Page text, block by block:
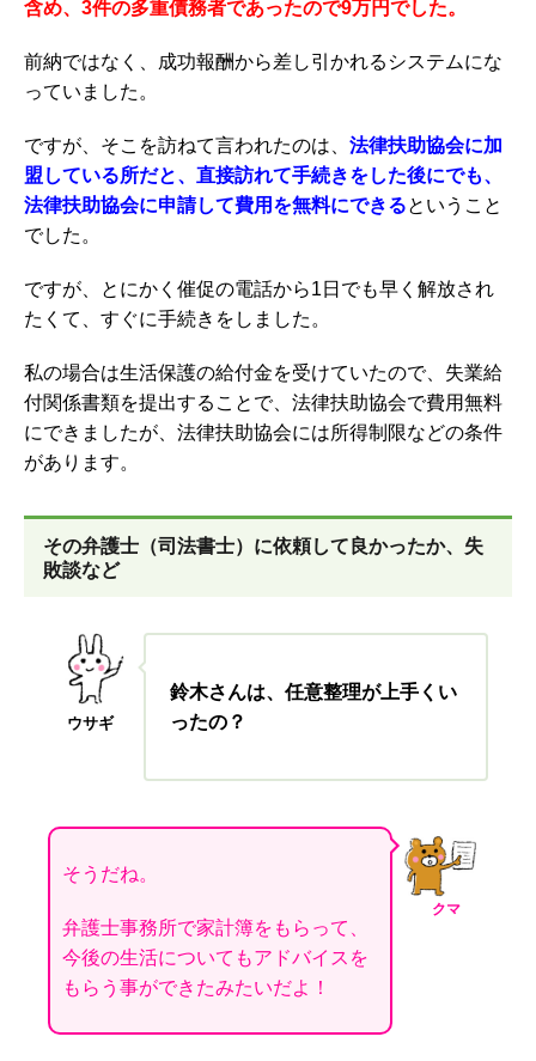
含め、3件の多重債務者であったので9万円でした。
前納ではなく、成功報酬から差し引かれるシステムにな
っていました。
ですが、そこを訪ねて言われたのは、 法律扶助協会に加
盟している所だと、直接訪れて手続きをした後にでも、
法律扶助協会に申請して費用を無料にできるということ
でした。
ですが、とにかく催促の電話から1日でも早く解放され
たくて、すぐに手続きをしました。
私の場合は生活保護の給付金を受けていたので、 失業給
付関係書類を提出することで、 法律扶助協会で費用無料
にできましたが、法律扶助協会には所得制限などの条件
があります。
その弁護士（司法書士）に依頼して良かったか、失
敗談など
ウサギ
鈴木さんは、任意整理が上手くい
ったの ？
クマ
そうだね。
弁護士事務所で家計簿をもらって、
今後の生活についてもアドバイスを
もらう事ができたみたいだよ！